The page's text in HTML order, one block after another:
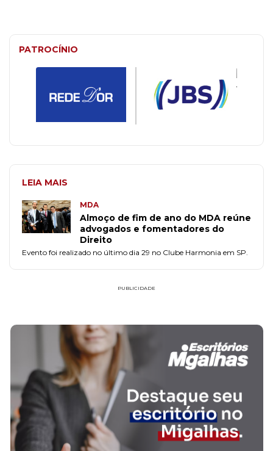
PATROCÍNIO
LEIA MAIS
MDA
Almoço de fim de ano do MDA reúne
advogados e fomentadores do
Direito
Evento foi realizado no último dia 29 no Clube Harmonia em SP.
PUBLICIDADE